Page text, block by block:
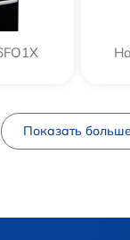
Показать больше